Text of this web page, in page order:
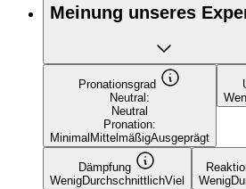
Meinung unseres
Pronationsgrad
Neutral:
Neutral
Pronation:
Minimal MittelmäßigAusgeprägt
Dämpfung
WenigDurchschnittlichViel
Wenig